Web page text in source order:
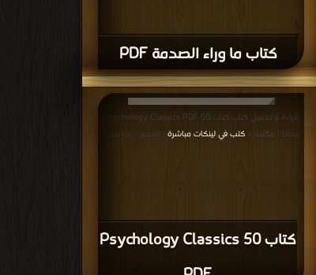
كتاب ما وراء الصدمة PDF
كتاب 50 Psychology Classics
قراءة و تحميل كتاب كتاب 50 Psychology Classics PDF
مجانا | مكتبة >كتب في لينكات مباشرة | التحميل : مرة/مرات